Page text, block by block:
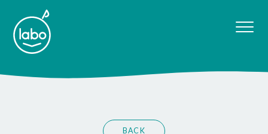
BACK